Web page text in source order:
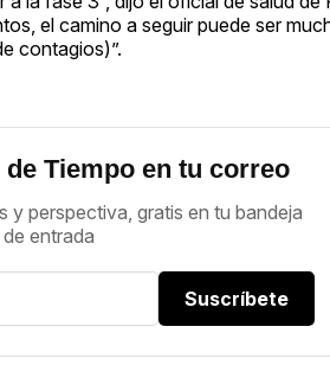
el camino a seguir puede ser
contagios)”.
Tiempo en tu correo
y perspectiva, gratis en tu bandeja
de entrada
Suscríbete